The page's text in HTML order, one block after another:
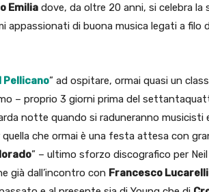
Emilia dove, da oltre 20 anni, si celebra la
appassionati di buona musica legati a filo
Pellicano” ad ospitare, ormai quasi un
– proprio 3 giorni prima del
notte quando si raduneranno musicisti
che ormai è una festa attesa con
” – ultimo sforzo discografico per
già dall’incontro con Francesco Lucarelli